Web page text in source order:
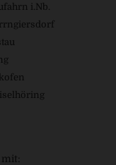
i.Nb.
mit: